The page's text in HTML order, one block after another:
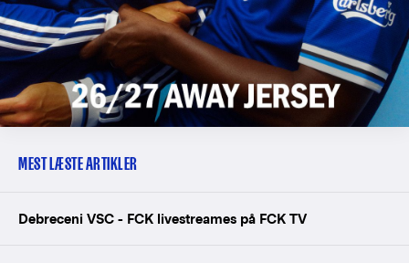
MEST LÆSTE ARTIKLER
Debreceni VSC - FCK livestreames på FCK TV